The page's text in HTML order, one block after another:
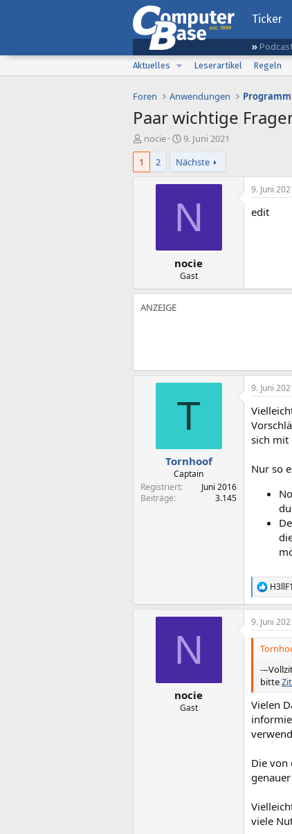
Ticker
Aktuelles
Leserartikel Regeln
Foren Anwendungen
Paar wichtige
E
r
t
nocie
E
r
s
t
e
l
m
9. Juni 2021
1
2 Nächste
N
nocie
Gast
9. Juni
edit
T
Tornhoof
Captain
Registriert
Juni 2016
Beiträge
3.145
9. Juni
sich mit
Nur so
R
e
a
k
t
n
n
:
N
nocie
Gast
9. Juni
---
bitte
Vielen
Die von
viele